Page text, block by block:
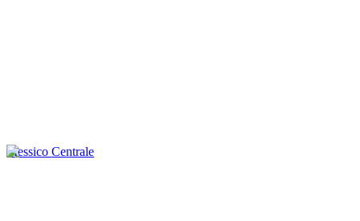
Messico Centrale